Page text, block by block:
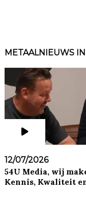
METAALNIEUWS
12/07/2026
54U Media, wij
Kennis, Kwaliteit